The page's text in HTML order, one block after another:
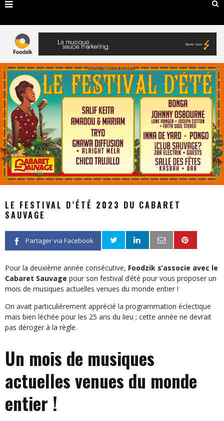
LE FESTIVAL D’ÉTÉ 2023 DU CABARET
SAUVAGE
Partager via Facebook
Pour la deuxième année consécutive, Foodzik s’associe avec le
Cabaret Sauvage pour son festival d’été pour vous proposer un
mois de musiques actuelles venues du monde entier !
On avait particulièrement apprécié la programmation éclectique
mais bien léchée pour les 25 ans du lieu ; cette année ne devrait
pas déroger à la règle.
Un mois de musiques
actuelles venues du monde
entier !